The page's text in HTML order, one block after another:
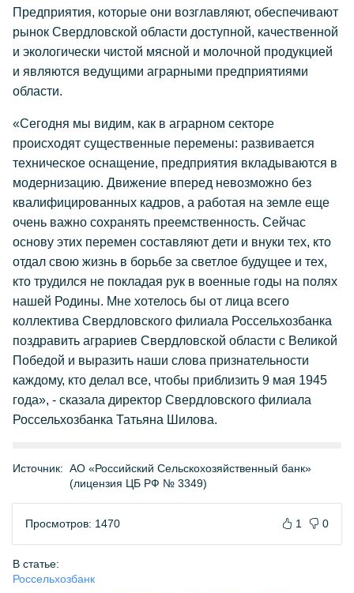
Предприятия, которые они возглавляют, обеспечивают
рынок Свердловской области доступной, качественной
и экологически чистой мясной и молочной продукцией
и являются ведущими аграрными предприятиями
области.
«Сегодня мы видим, как в аграрном секторе
происходят существенные перемены: развивается
техническое оснащение, предприятия вкладываются в
модернизацию. Движение вперед невозможно без
квалифицированных кадров, а работая на земле еще
очень важно сохранять преемственность. Сейчас
основу этих перемен составляют дети и внуки тех, кто
отдал свою жизнь в борьбе за светлое будущее и тех,
кто трудился не покладая рук в военные годы на полях
нашей Родины. Мне хотелось бы от лица всего
коллектива Свердловского филиала Россельхозбанка
поздравить аграриев Свердловской области с Великой
Победой и выразить наши слова признательности
каждому, кто делал все, чтобы приблизить 9 мая 1945
года», - сказала директор Свердловского филиала
Россельхозбанка Татьяна Шилова.
Источник: АО «Российский Сельскохозяйственный банк»
(лицензия ЦБ РФ № 3349)
Просмотров: 1470 1 0
В статье:
Россельхозбанк